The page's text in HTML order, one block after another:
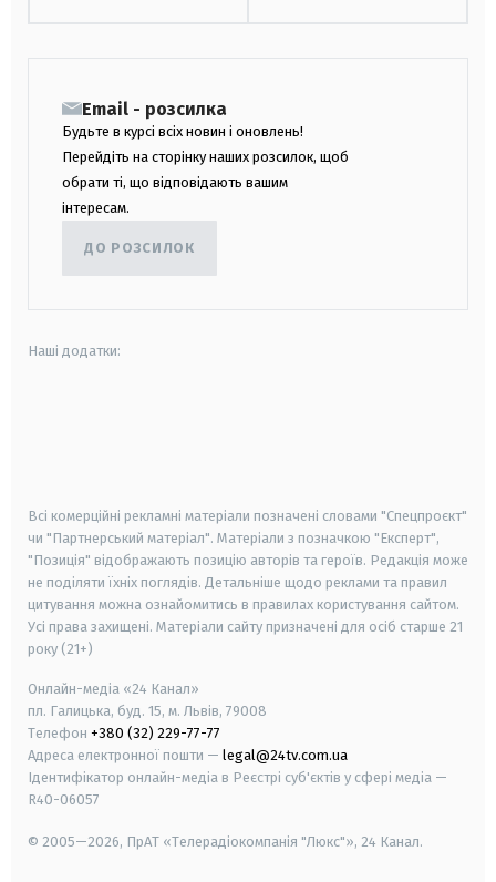
Email - розсилка
Будьте в курсі всіх новин і оновлень!
Перейдіть на сторінку наших розсилок, щоб
обрати ті, що відповідають вашим
інтересам.
ДО РОЗСИЛОК
Наші додатки:
Всі комерційні рекламні матеріали позначені словами "Спецпроєкт"
чи "Партнерський матеріал". Матеріали з позначкою "Експерт",
"Позиція" відображають позицію авторів та героїв. Редакція може
не поділяти їхніх поглядів. Детальніше щодо реклами та правил
цитування можна ознайомитись в правилах користування сайтом.
Усі права захищені. Матеріали сайту призначені для осіб старше 21
року (21+)
Онлайн-медіа «24 Канал»
пл. Галицька, буд. 15, м. Львів, 79008
Телефон +380 (32) 229-77-77
Адреса електронної пошти — legal@24tv.com.ua
Ідентифікатор онлайн-медіа в Реєстрі суб'єктів у сфері медіа —
R40-06057
© 2005—2026, ПрАТ «Телерадіокомпанія "Люкс"», 24 Канал.